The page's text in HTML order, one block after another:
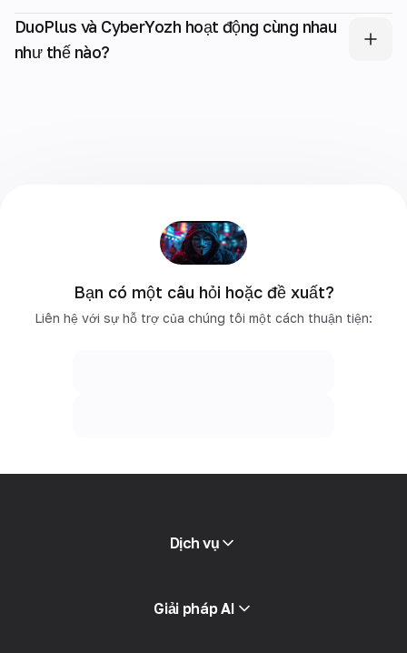
DuoPlus và CyberYozh hoạt động cùng nhau
như thế nào?
Bạn có một câu hỏi hoặc đề xuất?
Liên hệ với sự hỗ trợ của chúng tôi một cách thuận tiện:
Dịch vụ
Proxy di động
Proxy dân cư
Giải pháp AI